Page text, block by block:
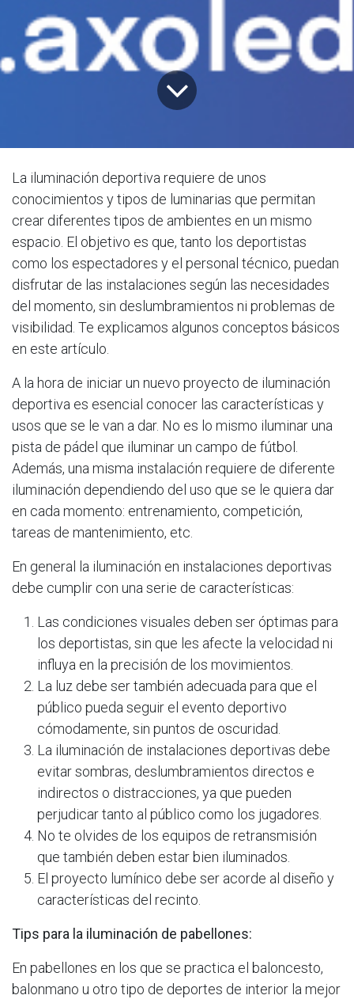
La iluminación deportiva requiere de unos
conocimientos y tipos de luminarias que permitan
crear diferentes tipos de ambientes en un mismo
espacio. El objetivo es que, tanto los deportistas
como los espectadores y el personal técnico, puedan
disfrutar de las instalaciones según las necesidades
del momento, sin deslumbramientos ni problemas de
visibilidad. Te explicamos algunos conceptos básicos
en este artículo.
A la hora de iniciar un nuevo proyecto de iluminación
deportiva es esencial conocer las características y
usos que se le van a dar. No es lo mismo iluminar una
pista de pádel que iluminar un campo de fútbol.
Además, una misma instalación requiere de diferente
iluminación dependiendo del uso que se le quiera dar
en cada momento: entrenamiento, competición,
tareas de mantenimiento, etc.
En general la iluminación en instalaciones deportivas
debe cumplir con una serie de características:
Las condiciones visuales deben ser óptimas para
los deportistas, sin que les afecte la velocidad ni
influya en la precisión de los movimientos.
La luz debe ser también adecuada para que el
público pueda seguir el evento deportivo
cómodamente, sin puntos de oscuridad.
La iluminación de instalaciones deportivas debe
evitar sombras, deslumbramientos directos e
indirectos o distracciones, ya que pueden
perjudicar tanto al público como los jugadores.
No te olvides de los equipos de retransmisión
que también deben estar bien iluminados.
El proyecto lumínico debe ser acorde al diseño y
características del recinto.
Tips para la iluminación de pabellones:
En pabellones en los que se practica el baloncesto,
balonmano u otro tipo de deportes de interior la mejor